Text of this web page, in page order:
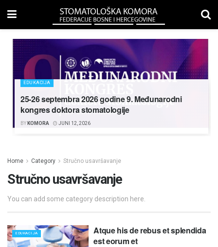
EDUKACIJA
25-26 septembra 2026 godine 9. Međunarodni
kongres doktora stomatologije
BY KOMORA JUNI 12, 2026
Home Category Stručno usavršavanje
Stručno usavršavanje
You can add some category description here.
EDUKACIJA
Atque his de rebus et splendida
est eorum et